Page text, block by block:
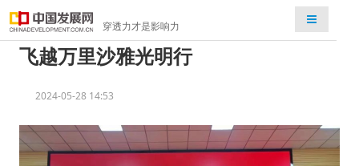
穿透力才是影响力
检索
飞越万里沙雅光明行
2024-05-28 14:53